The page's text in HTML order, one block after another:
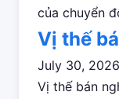
của chuyển
Vị thế
July 30, 2026
Vị thế bán